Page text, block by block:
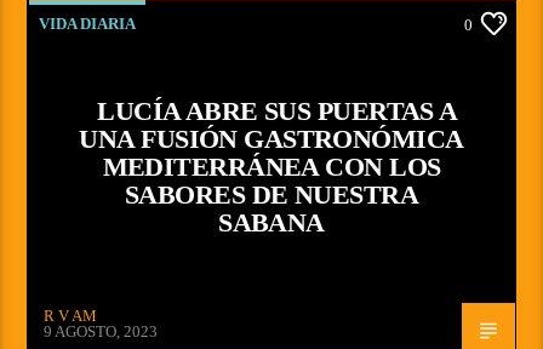
VIDA DIARIA 0
LUCÍA ABRE SUS PUERTAS A
UNA FUSIÓN GASTRONÓMICA
MEDITERRÁNEA CON LOS
SABORES DE NUESTRA
SABANA
R V AM
9 AGOSTO, 2023